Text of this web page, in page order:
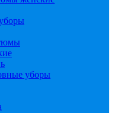
уборы